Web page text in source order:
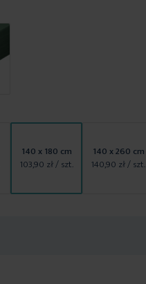
140 x 180 cm
103,90 zł/ szt.
140 x 260 cm
140,90 zł/ szt.